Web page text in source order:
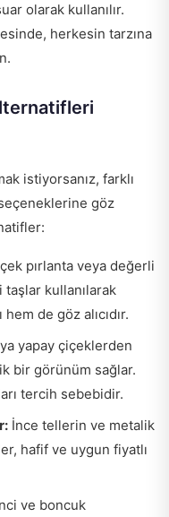
olarak kullanılır.
herkesin tarzına
istiyorsanız, farklı
göz
pırlanta veya değerli
kullanılarak
de göz alıcıdır.
yapay çiçeklerden
bir görünüm sağlar.
tercih sebebidir.
İnce tellerin ve metalik
hafif ve uygun fiyatlı
ve boncuk